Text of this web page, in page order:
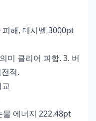
피해, 데시벨 3000pt
미 클리어 피함. 3. 버
적.
물 에너지 222.48pt